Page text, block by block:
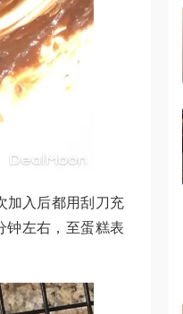
加入后都用刮刀充
钟左右，至蛋糕表